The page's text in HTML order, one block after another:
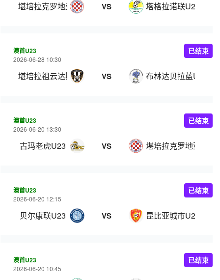
堪培拉克罗地亚U23 VS 塔格拉诺联U23
澳首U23
2026-06-28 10:30
堪培拉祖云达斯U23 VS 布林达贝拉蓝U23
已结束
澳首U23
2026-06-20 13:30
古玛老虎U23 VS 堪培拉克罗地亚U23
已结束
澳首U23
2026-06-20 12:15
贝尔康联U23 VS 昆比亚城市U23
已结束
澳首U23
2026-06-20 10:45
已结束